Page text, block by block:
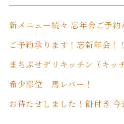
ご予約承ります！忘新年会！！
希少部位 馬レバー！